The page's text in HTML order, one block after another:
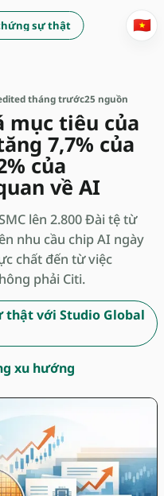
sự thật 🇻🇳
tháng trước25 nguồn
mục tiêu của
7,7% của
của
về AI
lên 2.800 Đài tệ từ
nhu cầu chip AI ngày
chất đến từ việc
phải Citi.
thật với Studio Global
xu hướng